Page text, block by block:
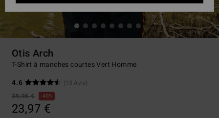
Otis Arch
T-Shirt à manches courtes Vert Homme
4.6
(13 Avis)
39,95 €
40%
23,97 €